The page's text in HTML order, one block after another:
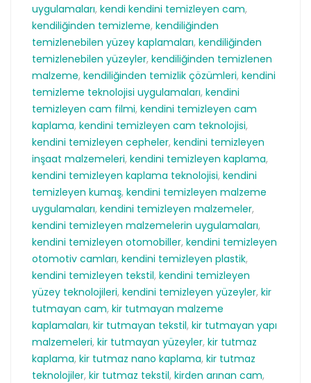
uygulamaları, kendi kendini temizleyen cam,
kendiliğinden temizleme, kendiliğinden
temizlenebilen yüzey kaplamaları, kendiliğinden
temizlenebilen yüzeyler, kendiliğinden temizlenen
malzeme, kendiliğinden temizlik çözümleri, kendini
temizleme teknolojisi uygulamaları, kendini
temizleyen cam filmi, kendini temizleyen cam
kaplama, kendini temizleyen cam teknolojisi,
kendini temizleyen cepheler, kendini temizleyen
inşaat malzemeleri, kendini temizleyen kaplama,
kendini temizleyen kaplama teknolojisi, kendini
temizleyen kumaş, kendini temizleyen malzeme
uygulamaları, kendini temizleyen malzemeler,
kendini temizleyen malzemelerin uygulamaları,
kendini temizleyen otomobiller, kendini temizleyen
otomotiv camları, kendini temizleyen plastik,
kendini temizleyen tekstil, kendini temizleyen
yüzey teknolojileri, kendini temizleyen yüzeyler, kir
tutmayan cam, kir tutmayan malzeme
kaplamaları, kir tutmayan tekstil, kir tutmayan yapı
malzemeleri, kir tutmayan yüzeyler, kir tutmaz
kaplama, kir tutmaz nano kaplama, kir tutmaz
teknolojiler, kir tutmaz tekstil, kirden arınan cam,